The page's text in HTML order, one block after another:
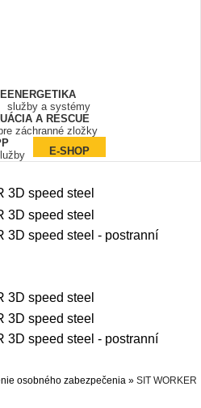
ENERGETIKA
služby a systémy
A RESCUE
záchranné zložky
E-SHOP
osobného zabezpečenia » SIT WORKER